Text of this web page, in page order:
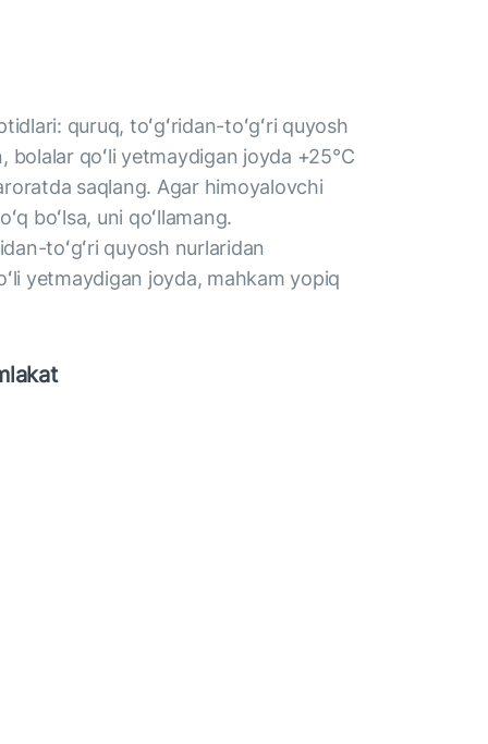
quruq, toʻgʻridan-toʻgʻri quyosh
bolalar qoʻli yetmaydigan joyda +25°C
saqlang. Agar himoyalovchi
boʻlsa, uni qoʻllamang.
toʻgʻri quyosh nurlaridan
yetmaydigan joyda, mahkam yopiq